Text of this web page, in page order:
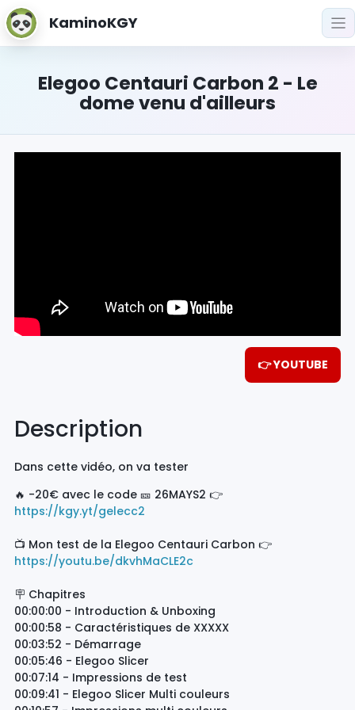
KaminoKGY
Elegoo Centauri Carbon 2 - Le
dome venu d'ailleurs
👉 YOUTUBE
Description
Dans cette vidéo, on va tester
🔥 -20€ avec le code 🎫 26MAYS2 👉
https://kgy.yt/gelecc2
📺 Mon test de la Elegoo Centauri Carbon 👉
https://youtu.be/dkvhMaCLE2c
🪧 Chapitres
00:00:00 - Introduction & Unboxing
00:00:58 - Caractéristiques de XXXXX
00:03:52 - Démarrage
00:05:46 - Elegoo Slicer
00:07:14 - Impressions de test
00:09:41 - Elegoo Slicer Multi couleurs